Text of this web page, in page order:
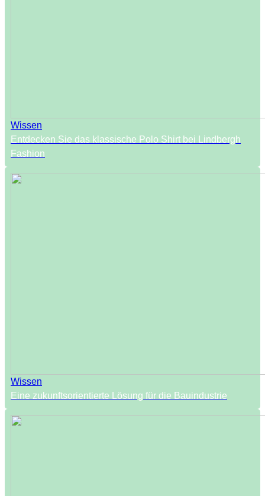
Wissen
Entdecken Sie das klassische Polo Shirt bei Lindbergh
Fashion
Wissen
Eine zukunftsorientierte Lösung für die Bauindustrie